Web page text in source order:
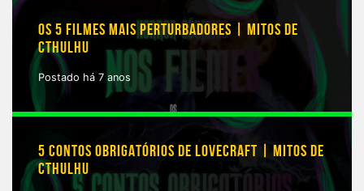
OS 5 FILMES MAIS PERTURBADORES | MITOS DE
CTHULHU
Postado há 7 anos
5 CONTOS OBRIGATÓRIOS DE LOVECRAFT | MITOS DE
CTHULHU